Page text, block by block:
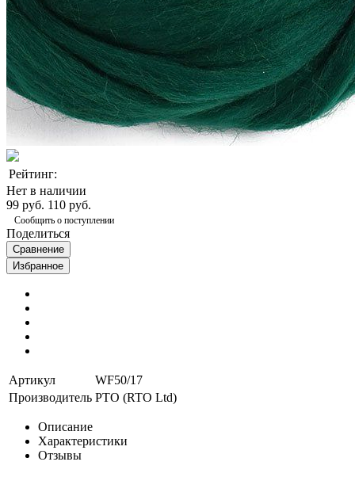
Рейтинг:
Нет в наличии
99 руб. 110 руб.
Сообщить о поступлении
Поделиться
Сравнение
Избранное
Артикул
WF50/17
Производитель РТО (RTO Ltd)
Описание
Характеристики
Отзывы